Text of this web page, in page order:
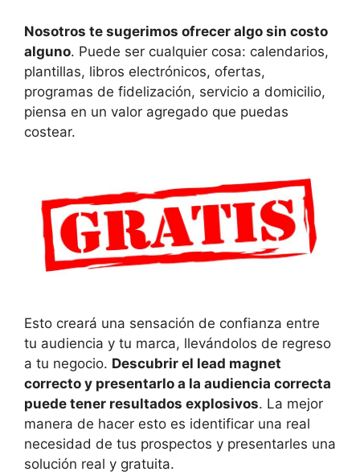
Nosotros te sugerimos ofrecer algo sin costo
alguno. Puede ser cualquier cosa: calendarios,
plantillas, libros electrónicos, ofertas,
programas de fidelización, servicio a domicilio,
piensa en un valor agregado que puedas
costear.
Esto creará una sensación de confianza entre
tu audiencia y tu marca, llevándolos de regreso
a tu negocio. Descubrir el lead magnet
correcto y presentarlo a la audiencia correcta
puede tener resultados explosivos. La mejor
manera de hacer esto es identificar una real
necesidad de tus prospectos y presentarles una
solución real y gratuita.